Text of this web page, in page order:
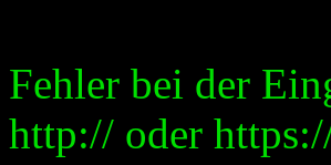
Fehler bei der
http:// oder